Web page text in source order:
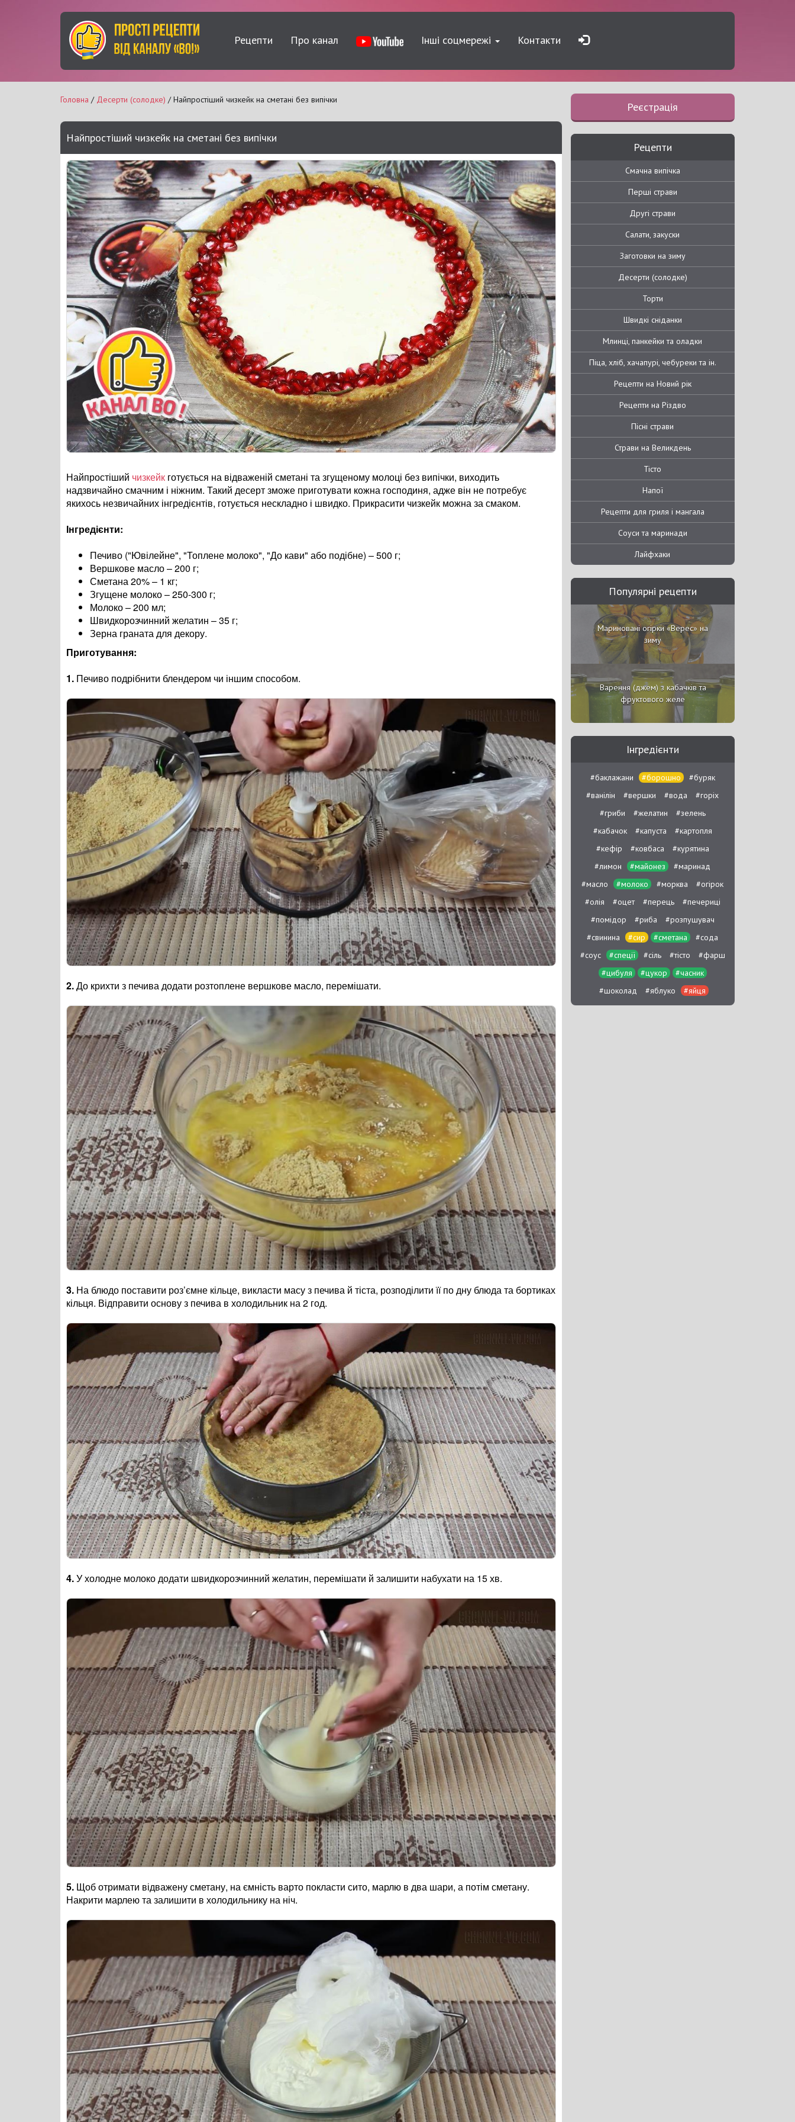
Рецепти Про канал Інші соцмережі Контакти
Головна / Десерти (солодке) / Найпростіший чизкейк на сметані без випічки
Найпростіший чизкейк на сметані без випічки
Найпростіший чизкейк готується на відваженій сметані та згущеному молоці без випічки, виходить
надзвичайно смачним і ніжним. Такий десерт зможе приготувати кожна господиня, адже він не потребує
якихось незвичайних інгредієнтів, готується нескладно і швидко. Прикрасити чизкейк можна за смаком.
Інгредієнти:
Печиво ("Ювілейне", "Топлене молоко", "До кави" або подібне) – 500 г;
Вершкове масло – 200 г;
Сметана 20% – 1 кг;
Згущене молоко – 250-300 г;
Молоко – 200 мл;
Швидкорозчинний желатин – 35 г;
Зерна граната для декору.
Приготування:
1. Печиво подрібнити блендером чи іншим способом.
2.До крихти з печива додати розтоплене вершкове масло, перемішати.
3. На блюдо поставити роз’ємне кільце, викласти масу з печива й тіста, розподілити її по дну блюда та бортиках
кільця. Відправити основу з печива в холодильник на 2 год.
4.У холодне молоко додати швидкорозчинний желатин, перемішати й залишити набухати на 15 хв.
5. Щоб отримати відважену сметану, на ємність варто покласти сито, марлю в два шари, а потім сметану.
Накрити марлею та залишити в холодильнику на ніч.
Реєстрація
Рецепти
Смачна випічка
Перші страви
Другі страви
Салати, закуски
Заготовки на зиму
Десерти (солодке)
Торти
Швидкі сніданки
Млинці, панкейки та оладки
Піца, хліб, хачапурі, чебуреки та ін.
Рецепти на Новий рік
Рецепти на Різдво
Пісні страви
Страви на Великдень
Тісто
Напої
Рецепти для гриля і мангала
Соуси та маринади
Лайфхаки
Популярні рецепти
Мариновані огірки «Верес» на
зиму
Варення (джем) з кабачків та
фруктового желе
Інгредієнти
#баклажани #борошно
#буряк
#ванілін
#вершки #вода
#горіх
#гриби
#желатин
#зелень
#кабачок
#капуста
#картопля
#кефір
#ковбаса
#курятина
#лимон
#майонез
#маринад
#масло
#молоко #морква
#огірок
#олія
#оцет #перець
#печериці
#помідор
#риба
#розпушувач
#свинина
#сир #сметана
#сода
#соус
#спеції #сіль #тісто
#фарш
#цибуля
#цукор
#часник
#шоколад
#яблуко #яйця